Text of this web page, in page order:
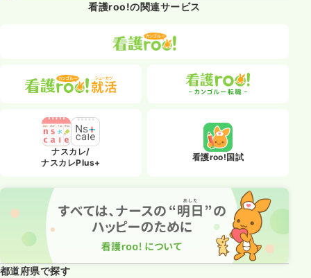
看護roo!の関連サービス
ナスカレ/
ナスカレPlus+
看護roo!国試
都道府県で探す